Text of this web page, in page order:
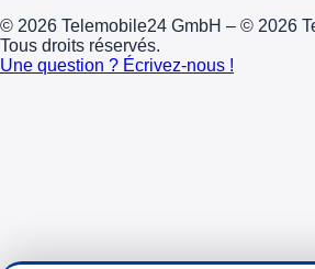
© 2026 Telemobile24 GmbH – © 2026
Tous droits réservés.
Une question ? Écrivez-nous !